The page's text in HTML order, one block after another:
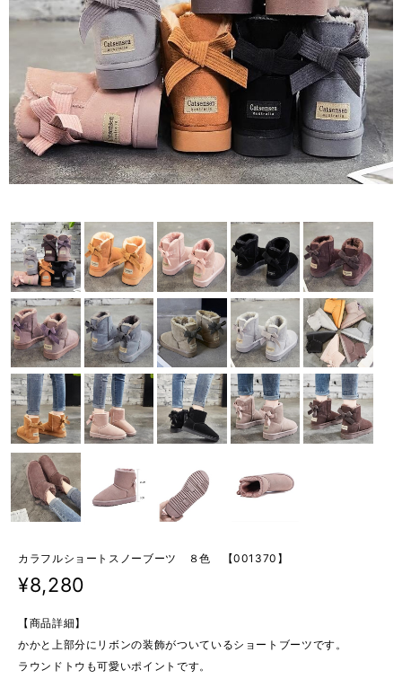
カラフルショートスノーブーツ ８色 【001370】
¥8,280
【商品詳細】
かかと上部分にリボンの装飾がついているショートブーツです。
ラウンドトウも可愛いポイントです。